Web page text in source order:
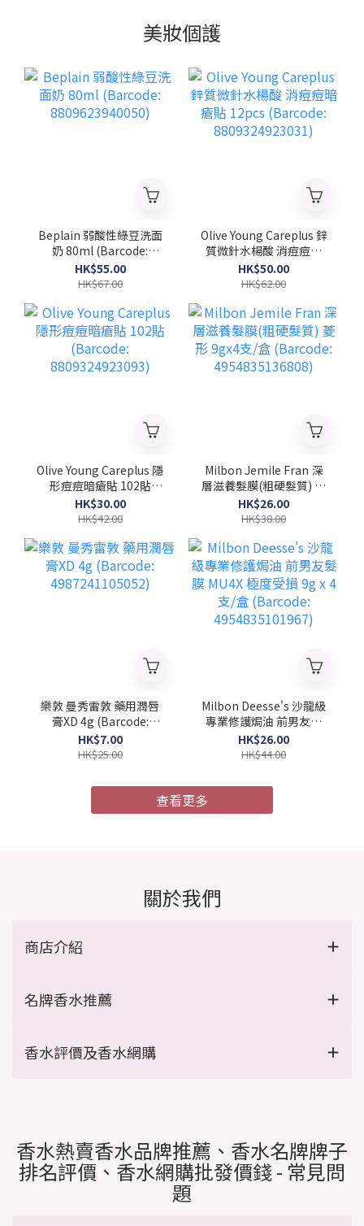
美妝個護
Beplain 弱酸性綠豆洗面
奶 80ml (Barcode:
8809623940050)
HK$55.00
HK$67.00
Olive Young Careplus 鋅
質微針水楊酸 消痘痘暗
瘡貼 12pcs (Barcode:
8809324923031)
HK$50.00
HK$62.00
Olive Young Careplus 隱
形痘痘暗瘡貼 102貼
(Barcode:
8809324923093)
HK$30.00
HK$42.00
Milbon Jemile Fran 深
層滋養髮膜(粗硬髮質) 菱
形 9gx4支/盒 (Barcode:
4954835136808)
HK$26.00
HK$38.00
樂敦 曼秀雷敦 藥用潤唇
膏XD 4g (Barcode:
4987241105052)
HK$7.00
HK$25.00
Milbon Deesse's 沙龍級
專業修護焗油 前男友髮
膜 MU4X 極度受損 9g x 4
支/盒 (Barcode:
HK$26.00
HK$44.00
查看更多
關於我們
商店介紹
名牌香水推薦
香水評價及香水網購
香水熱賣香水品牌推薦、香水名牌牌子
排名評價、香水網購批發價錢 - 常見問
題